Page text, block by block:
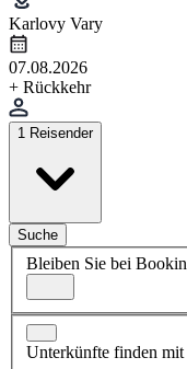
Karlovy Vary
07.08.2026
+ Rückkehr
1 Reisender
Suche
Bleiben Sie bei
Unterkünfte finden